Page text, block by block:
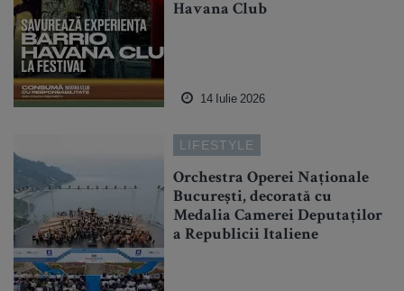
Havana Club
14 Iulie 2026
LIFESTYLE
Orchestra Operei Naționale
București, decorată cu
Medalia Camerei Deputaților
a Republicii Italiene